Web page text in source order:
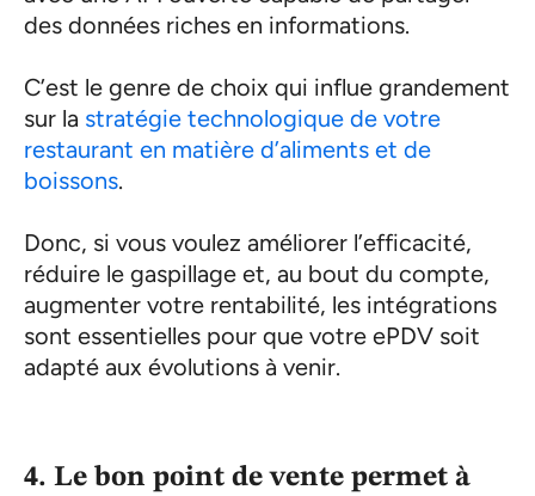
des données riches en informations.
C’est le genre de choix qui influe grandement
sur la stratégie technologique de votre
restaurant en matière d’aliments et de
boissons.
Donc, si vous voulez améliorer l’efficacité,
réduire le gaspillage et, au bout du compte,
augmenter votre rentabilité, les intégrations
sont essentielles pour que votre ePDV soit
adapté aux évolutions à venir.
4. Le bon point de vente permet à